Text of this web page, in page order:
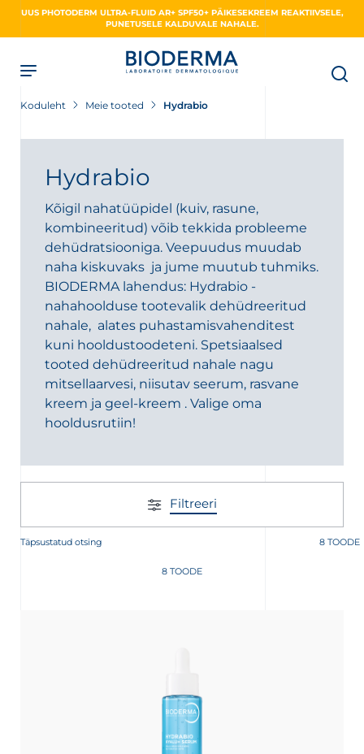
UUS PHOTODERM ULTRA-FLUID AR+ SPF50+ PÄIKESEKREEM REAKTIIVSELE,
PUNETUSELE KALDUVALE NAHALE.
Koduleht Meie tooted Hydrabio
Hydrabio
Kõigil nahatüüpidel (kuiv, rasune,
kombineeritud) võib tekkida probleeme
dehüdratsiooniga. Veepuudus muudab
naha kiskuvaks ja jume muutub tuhmiks.
BIODERMA lahendus: Hydrabio -
nahahoolduse tootevalik dehüdreeritud
nahale, alates puhastamisvahenditest
kuni hooldustoodeteni. Spetsiaalsed
tooted dehüdreeritud nahale nagu
mitsellaarvesi, niisutav seerum, rasvane
kreem ja geel-kreem . Valige oma
hooldusrutiin!
Filtreeri
Täpsustatud otsing 8 TOODE
8 TOODE